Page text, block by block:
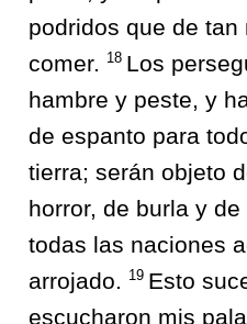
podridos que de
comer.
18 Los
hambre y peste, y
de espanto para
tierra; serán objeto
horror, de burla y
todas las naciones
arrojado.
19 Esto
escucharon mis